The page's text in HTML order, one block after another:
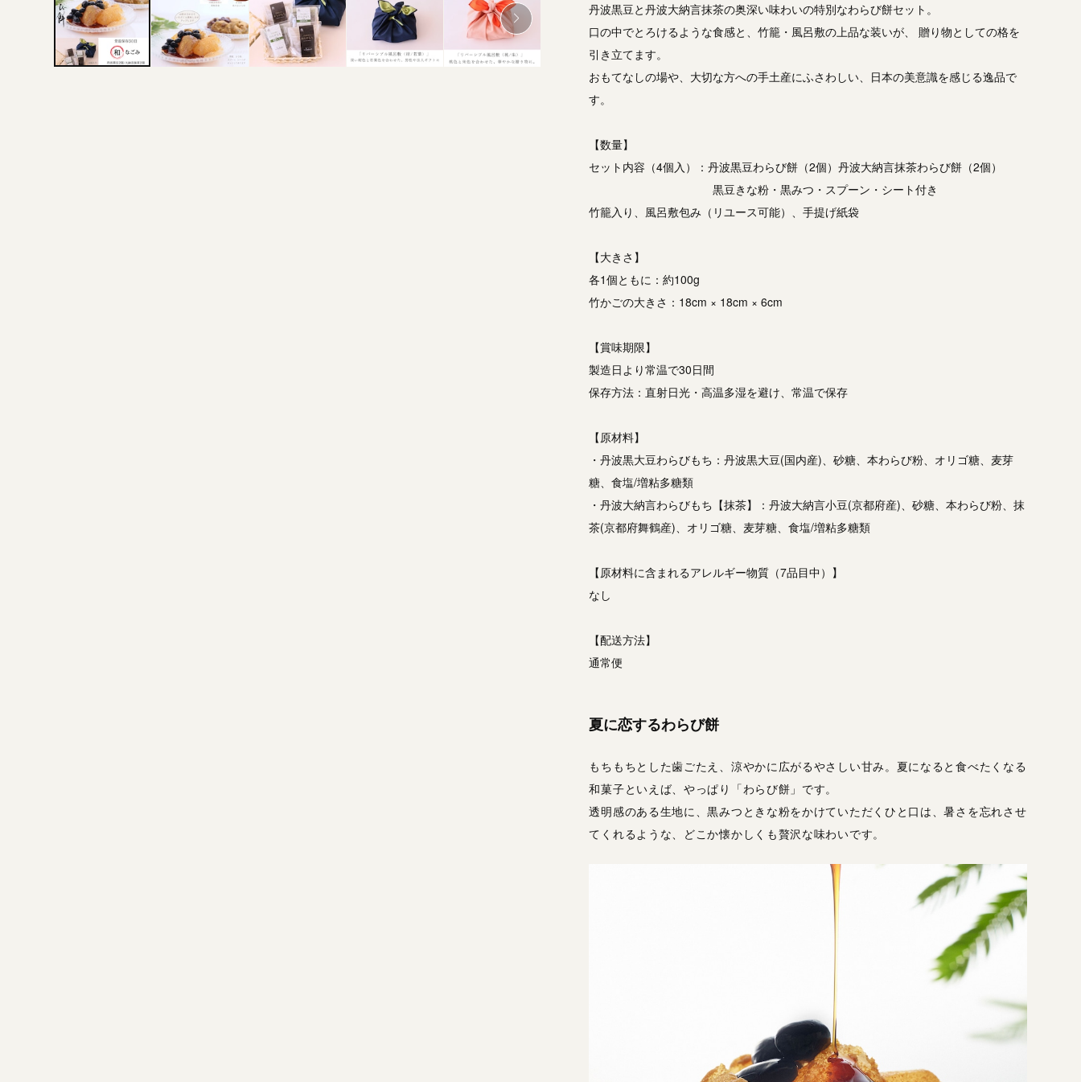
丹波黒豆と丹波大納言抹茶の奥深い味わいの特別なわらび餅セット。
口の中でとろけるような食感と、竹籠・風呂敷の上品な装いが、 贈り物としての格を
引き立てます。
おもてなしの場や、大切な方への手土産にふさわしい、日本の美意識を感じる逸品で
す。
【数量】
セット内容（4個入）：丹波黒豆わらび餅（2個）丹波大納言抹茶わらび餅（2個）
黒豆きな粉・黒みつ・スプーン・シート付き
竹籠入り、風呂敷包み（リユース可能）、手提げ紙袋
【大きさ】
各1個ともに：約100g
竹かごの大きさ：18cm × 18cm × 6cm
【賞味期限】
製造日より常温で30日間
保存方法：直射日光・高温多湿を避け、常温で保存
【原材料】
・丹波黒大豆わらびもち：丹波黒大豆(国内産)、砂糖、本わらび粉、オリゴ糖、麦芽
糖、食塩/増粘多糖類
・丹波大納言わらびもち【抹茶】：丹波大納言小豆(京都府産)、砂糖、本わらび粉、抹
茶(京都府舞鶴産)、オリゴ糖、麦芽糖、食塩/増粘多糖類
【原材料に含まれるアレルギー物質（7品目中）】
なし
【配送方法】
通常便
夏に恋するわらび餅
もちもちとした歯ごたえ、涼やかに広がるやさしい甘み。夏になると食べたくなる
和菓子といえば、やっぱり「わらび餅」です。
透明感のある生地に、黒みつときな粉をかけていただくひと口は、暑さを忘れさせ
てくれるような、どこか懐かしくも贅沢な味わいです。